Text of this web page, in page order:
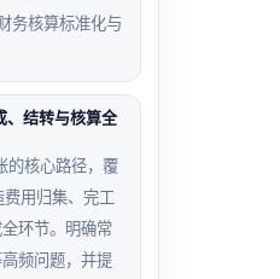
务核算标准化与
、结转与核算全
的核心路径，覆
用归集、完工
环节。明确常
频问题，并提